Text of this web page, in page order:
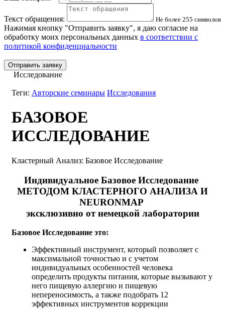
Текст обращения: Не более 255 символов
Нажимая кнопку "Отправить заявку", я даю согласие на
обработку моих персональных данных в соответствии с
политикой конфиденциальности
Отправить заявку
Исследование
Теги: Авторские семинары Исследования
БАЗОВОЕ
ИССЛЕДОВАНИЕ
Кластерный Анализ: Базовое Исследование
Индивидуальное Базовое Исследование
МЕТОДОМ КЛАСТЕРНОГО АНАЛИЗА И
NEURONMAP
эксклюзивно от немецкой лаборатории
Базовое Исследование это:
Эффективный инструмент, который позволяет с
максимальной точностью и с учетом
индивидуальных особенностей человека
определить продукты питания, которые вызывают у
него пищевую аллергию и пищевую
непереносимость, а также подобрать 12
эффективных инструментов коррекции